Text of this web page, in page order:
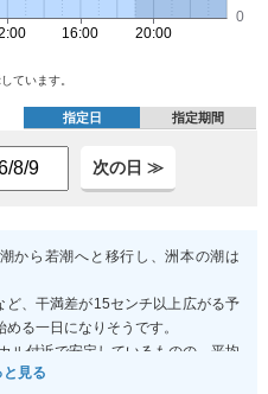
ています。
指定日 指定期間
次の日 ≫
から若潮へと移行し、洲本の潮は
、干満差が15センチ以上広がる予
る一日になりそうです。
ル付近で安定しているものの、平均
るため、予報値よりも実潮がやや低
見る